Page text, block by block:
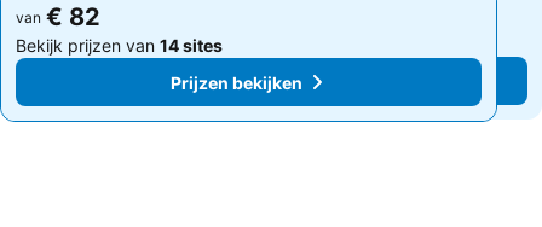
van € 82
Bekijk prijzen van 14 sites
Prijzen bekijken
van € 82
Bekijk prijzen van 14 sites
Prijzen bekijken